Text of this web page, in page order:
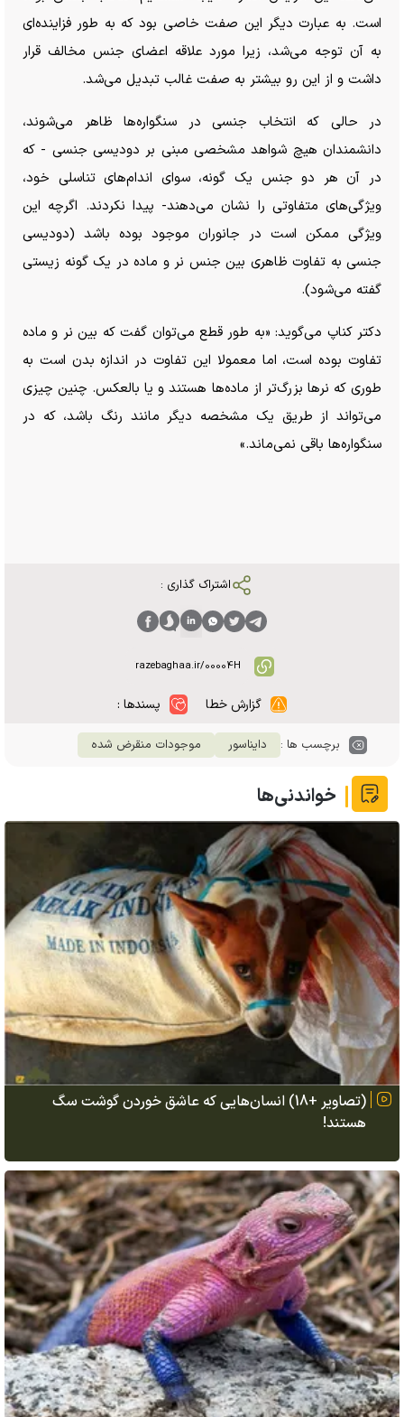
است. به عبارت دیگر این صفت خاصی بود که به طور فزاینده‌ای
به آن توجه می‌شد، زیرا مورد علاقه اعضای جنس مخالف قرار
داشت و از این رو بیشتر به صفت غالب تبدیل می‌شد.
در حالی که انتخاب جنسی در سنگواره‌ها ظاهر می‌شوند،
دانشمندان هیچ شواهد مشخصی مبنی بر دودیسی جنسی - که
در آن هر دو جنس یک گونه، سوای اندام‌های تناسلی خود،
ویژگی‌های متفاوتی را نشان می‌دهند- پیدا نکردند. اگرچه این
ویژگی ممکن است در جانوران موجود بوده باشد (دودیسی
جنسی به تفاوت ظاهری بین جنس نر و ماده در یک گونه زیستی
گفته می‌شود).
دکتر کناپ می‌گوید: «به طور قطع می‌توان گفت که بین نر و ماده
تفاوت بوده است، اما معمولا این تفاوت در اندازه بدن است به
طوری که نر‌ها بزرگ‌تر از ماده‌ها هستند و یا بالعکس. چنین چیزی
می‌تواند از طریق یک مشخصه دیگر مانند رنگ باشد، که در
سنگواره‌ها باقی نمی‌ماند.»
اشتراک گذاری :
گزارش خطا پسندها :
برچسب ها : دایناسور موجودات منقرض شده
خواندنی‌ها
(تصاویر +18) انسان‌هایی که عاشق خوردن گوشت سگ
هستند!